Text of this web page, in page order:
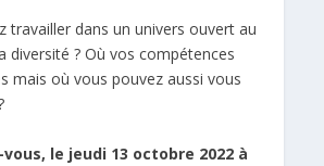
travailler dans un univers ouvert au
diversité ? Où vos compétences
mais où vous pouvez aussi vous
le jeudi 13 octobre 2022 à